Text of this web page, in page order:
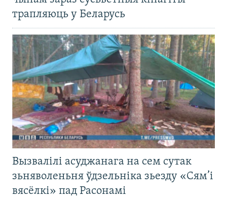
трапляюць у Беларусь
Вызвалілі асуджанага на сем сутак
зьняволеньня ўдзельніка зьезду «Сям’і
вясёлкі» пад Расонамі